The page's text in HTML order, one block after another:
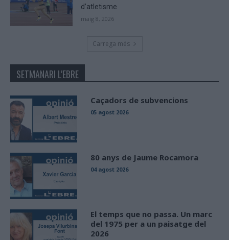
d’atletisme
maig 8, 2026
Carrega més
SETMANARI L'EBRE
Caçadors de subvencions
05 agost 2026
80 anys de Jaume Rocamora
04 agost 2026
El temps que no passa. Un marc
del 1975 per a un paisatge del
2026